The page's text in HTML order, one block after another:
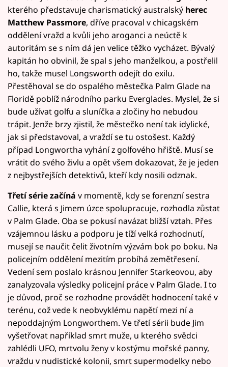
kterého představuje charismatický australský herec
Matthew Passmore, dříve pracoval v chicagském
oddělení vražd a kvůli jeho aroganci a neúctě k
autoritám se s ním dá jen velice těžko vycházet. Bývalý
kapitán ho obvinil, že spal s jeho manželkou, a postřelil
ho, takže musel Longsworth odejít do exilu.
Přestěhoval se do ospalého městečka Palm Glade na
Floridě poblíž národního parku Everglades. Myslel, že si
bude užívat golfu a sluníčka a zločiny ho nebudou
trápit. Jenže brzy zjistil, že městečko není tak idylické,
jak si představoval, a vraždí se tu ostošest. Každý
případ Longwortha vyhání z golfového hřiště. Musí se
vrátit do svého živlu a opět všem dokazovat, že je jeden
z nejbystřejších detektivů, kteří kdy nosili odznak.
Třetí série začíná v momentě, kdy se forenzní sestra
Callie, která s Jimem úzce spolupracuje, rozhodla zůstat
v Palm Glade. Oba se pokusí navázat bližší vztah. Přes
vzájemnou lásku a podporu je tíží velká rozhodnutí,
musejí se naučit čelit životním výzvám bok po boku. Na
policejním oddělení mezitím probíhá zemětřesení.
Vedení sem poslalo krásnou Jennifer Starkeovou, aby
zanalyzovala výsledky policejní práce v Palm Glade. I to
je důvod, proč se rozhodne provádět hodnocení také v
terénu, což vede k neobvyklému napětí mezi ní a
nepoddajným Longworthem. Ve třetí sérii bude Jim
vyšetřovat například smrt muže, u kterého svědci
zahlédli UFO, mrtvolu ženy v kostýmu mořské panny,
vraždu v nudistické kolonii, smrt supermodelky nebo